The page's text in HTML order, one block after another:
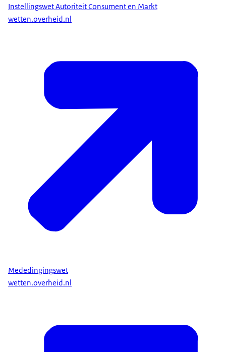
Instellingswet Autoriteit Consument en Markt
wetten.overheid.nl
Mededingingswet
wetten.overheid.nl